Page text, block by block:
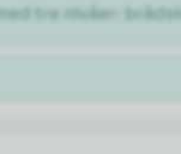
tre nivåer: